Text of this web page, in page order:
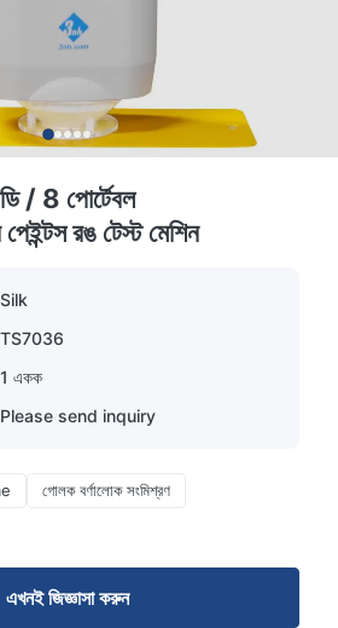
8 পোর্টেবল
রঙ টেস্ট মেশিন
Silk
TS7036
1 একক
Please send inquiry
গোলক বর্ণালোক সংমিশ্রণ
এখনই জিজ্ঞাসা করুন